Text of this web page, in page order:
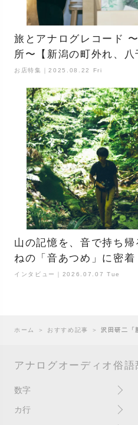
旅とアナログレコード
所〜【新潟の町外れ、
お店特集｜2025.08.22 Fri
山の記憶を、音で持ち
ねの「音あつめ」に密着
インタビュー｜2026.07.07 Tue
ホーム ＞ おすすめ記事 ＞沢田研二「
アナログオーディオ俗語
数字
10インチ
カ行